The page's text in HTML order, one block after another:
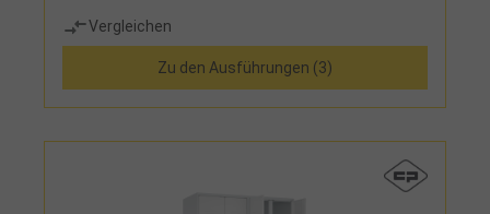
Etikettenrahmen, mit Sicherheits-Drehriegel
inklusive Türschutz zur Verwendung eines
Vorhangschlosses, mit Zylinderschloss gegen
Mehrpreis- zusätzliche Lüftungsöffnungen in
Boden und Dach- wahlweise bodenstehend, mit
optional mit Niveauausgleichsschrauben- mit 2
zueinander schlagenden Türen mit einem Schloss,
(S/W)- Füße und Sockel in RAL 7035 wenn Korpus in
Vergleichen
Zu den Ausführungen (3)